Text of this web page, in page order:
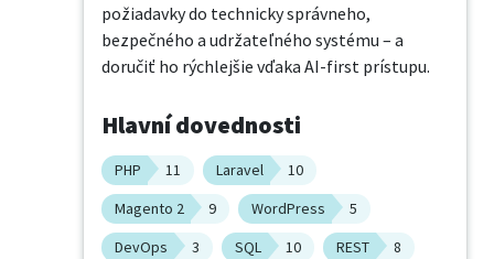
požiadavky do technicky správneho,
bezpečného a udržateľného systému – a
doručiť ho rýchlejšie vďaka AI-first prístupu.
Hlavní dovednosti
PHP 11 Laravel
10
Magento 2
9 WordPress
5
DevOps
3 SQL 10 REST
8